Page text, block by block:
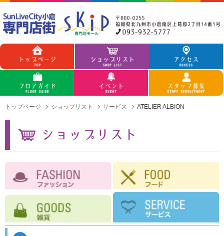
トップページ ショップリスト サービス ATELIER ALBION